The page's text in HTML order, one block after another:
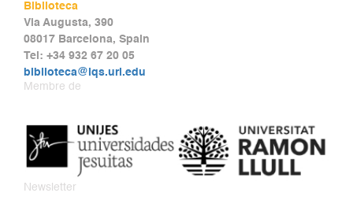
Biblioteca
Via Augusta, 390
08017 Barcelona, Spain
Tel: +34 932 67 20 05
biblioteca@iqs.url.edu
Membre de
Newsletter